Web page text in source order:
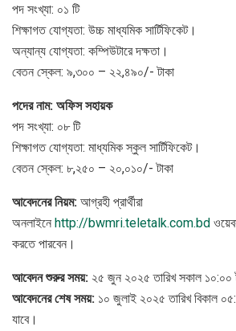
পদ সংখ্যা: ০১ টি
শিক্ষাগত যোগ্যতা: উচ্চ মাধ্যমিক সার্টিফিকেট।
অন্যান্য যোগ্যতা: কম্পিউটারে দক্ষতা।
বেতন স্কেল: ৯,৩০০ – ২২,৪৯০/- টাকা
পদের নাম: অফিস সহায়ক
পদ সংখ্যা: ০৮ টি
শিক্ষাগত যোগ্যতা: মাধ্যমিক স্কুল সার্টিফিকেট।
বেতন স্কেল: ৮,২৫০ – ২০,০১০/- টাকা
আবেদনের নিয়ম: আগ্রহী প্রার্থীরা
অনলাইনে http://bwmri.teletalk.com.bd
করতে পারবেন।
আবেদন শুরুর সময়: ২৫ জুন ২০২৫ তারিখ সকাল ১০:০০
আবেদনের শেষ সময়: ১০ জুলাই ২০২৫ তারিখ বিকাল
যাবে।